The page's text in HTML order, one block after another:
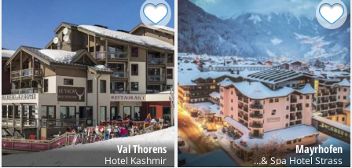
Mayrhofen
Sport & Spa Hotel Strass
Val Thorens
Hotel Kashmir